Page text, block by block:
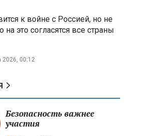
В Свердловской области
автомобиль директора
Российские пловцы
плаванию
Александр Новак:
Независимые АЗС начнут
топливом через
к войне с Россией, но не
на это согласятся все страны
2026, 00:12
Безопасность важнее
участия